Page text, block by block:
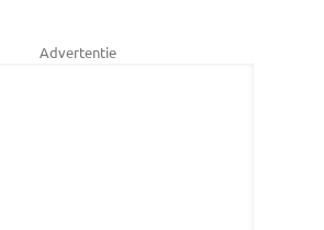
Advertentie